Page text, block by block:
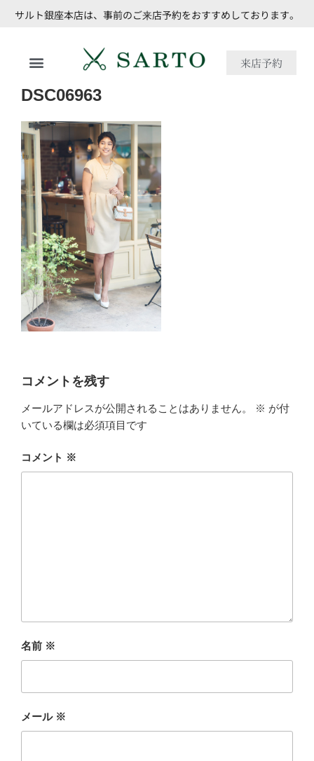
サルト銀座本店は、事前のご来店予約をおすすめしております。
来店予約
DSC06963
コメントを残す
メールアドレスが公開されることはありません。 ※ が付
いている欄は必須項目です
コメント ※
名前 ※
メール ※